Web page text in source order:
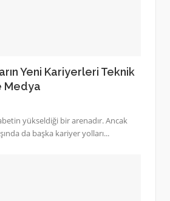
Yeni Kariyerleri Teknik
Medya
yükseldiği bir arenadır. Ancak
da başka kariyer yolları...